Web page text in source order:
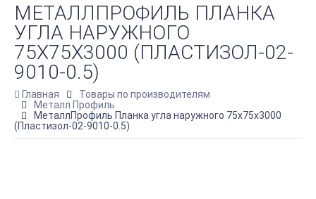
МЕТАЛЛПРОФИЛЬ ПЛАНКА
УГЛА НАРУЖНОГО
75Х75Х3000 (ПЛАСТИЗОЛ-02-
9010-0.5)
Главная
Товары по производителям
Металл Профиль
МеталлПрофиль Планка угла наружного 75х75х3000
(Пластизол-02-9010-0.5)